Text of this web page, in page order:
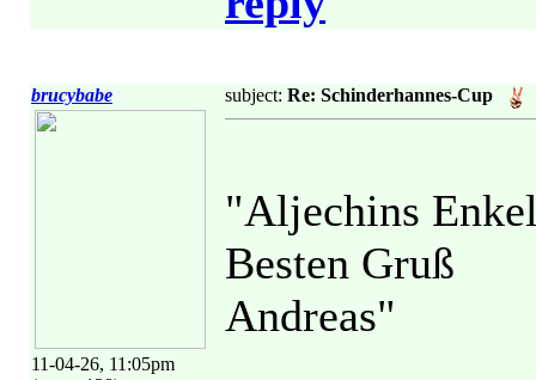
brucybabe
11-04-26, 11:05pm
subject: Re: Schinderhannes-Cup
"Aljechins
Besten Gruß
Andreas"